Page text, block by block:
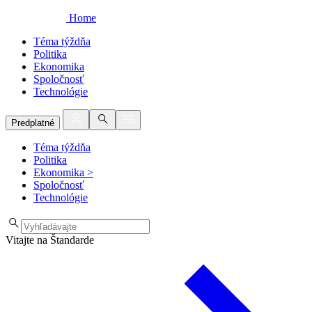
Home
Téma týždňa
Politika
Ekonomika
Spoločnosť
Technológie
Predplatné
Téma týždňa
Politika
Ekonomika >
Spoločnosť
Technológie
Vitajte na Štandarde